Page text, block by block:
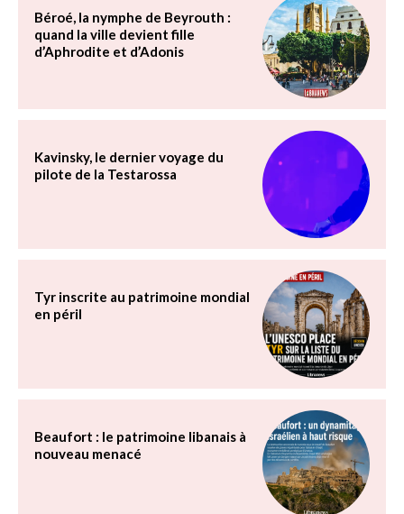
Béroé, la nymphe de Beyrouth :
quand la ville devient fille
d’Aphrodite et d’Adonis
Kavinsky, le dernier voyage du
pilote de la Testarossa
Tyr inscrite au patrimoine mondial
en péril
Beaufort : le patrimoine libanais à
nouveau menacé